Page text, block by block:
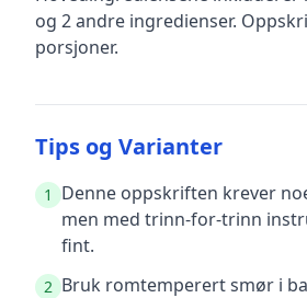
og 2 andre ingredienser.
porsjoner.
Tips og Varianter
1
Denne oppskriften krever
men med trinn-for-trinn
fint.
2 Bruk romtemperert smør i